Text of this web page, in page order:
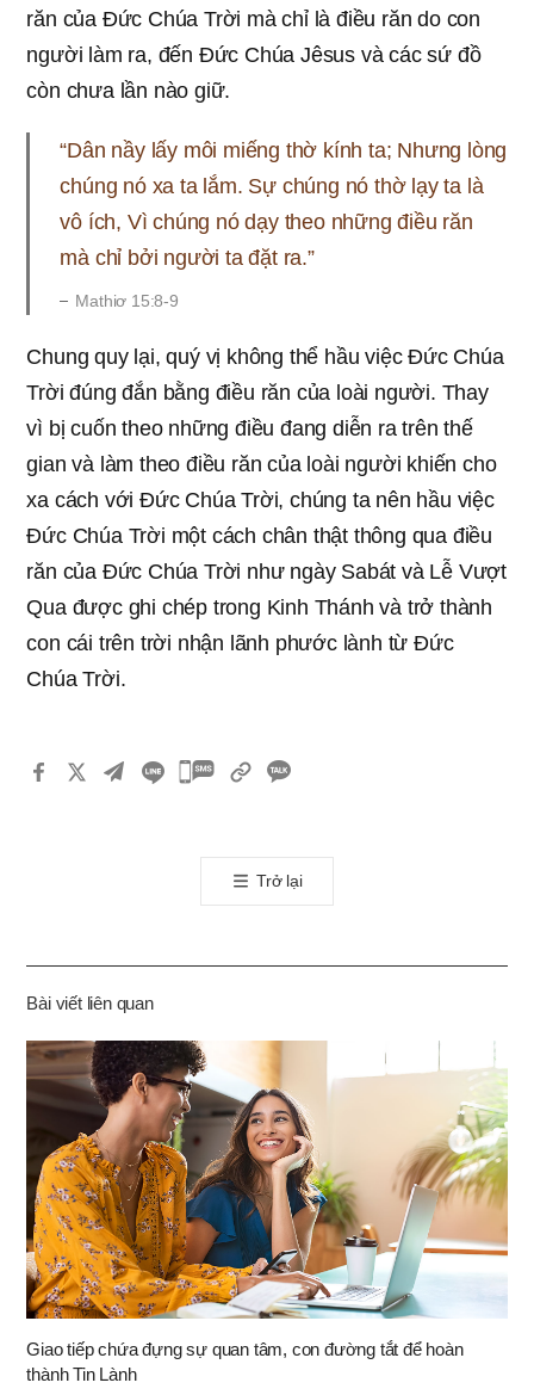
răn của Đức Chúa Trời mà chỉ là điều răn do con
người làm ra, đến Đức Chúa Jêsus và các sứ đồ
còn chưa lần nào giữ.
“Dân nầy lấy môi miếng thờ kính ta; Nhưng lòng
chúng nó xa ta lắm. Sự chúng nó thờ lạy ta là
vô ích, Vì chúng nó dạy theo những điều răn
mà chỉ bởi người ta đặt ra.”
Mathiơ 15:8-9
Chung quy lại, quý vị không thể hầu việc Đức Chúa
Trời đúng đắn bằng điều răn của loài người. Thay
vì bị cuốn theo những điều đang diễn ra trên thế
gian và làm theo điều răn của loài người khiến cho
xa cách với Đức Chúa Trời, chúng ta nên hầu việc
Đức Chúa Trời một cách chân thật thông qua điều
răn của Đức Chúa Trời như ngày Sabát và Lễ Vượt
Qua được ghi chép trong Kinh Thánh và trở thành
con cái trên trời nhận lãnh phước lành từ Đức
Chúa Trời.
카
톡
공
기
Trở lại
Bài viết liên quan
Giao tiếp chứa đựng sự quan tâm, con đường tắt để hoàn
thành Tin Lành